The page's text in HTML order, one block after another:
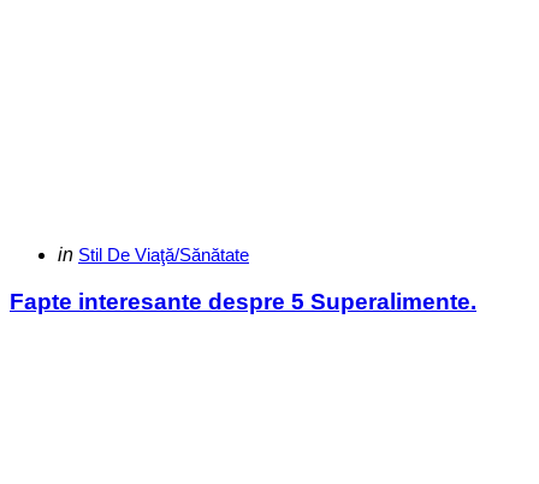
Categories
Posted
in Stil De Viaţă/Sănătate
Fapte interesante despre 5 Superalimente.